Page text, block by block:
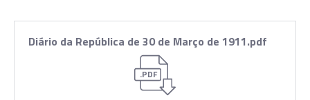
.PDF
Diário da República de 30 de Março de 1911.pdf